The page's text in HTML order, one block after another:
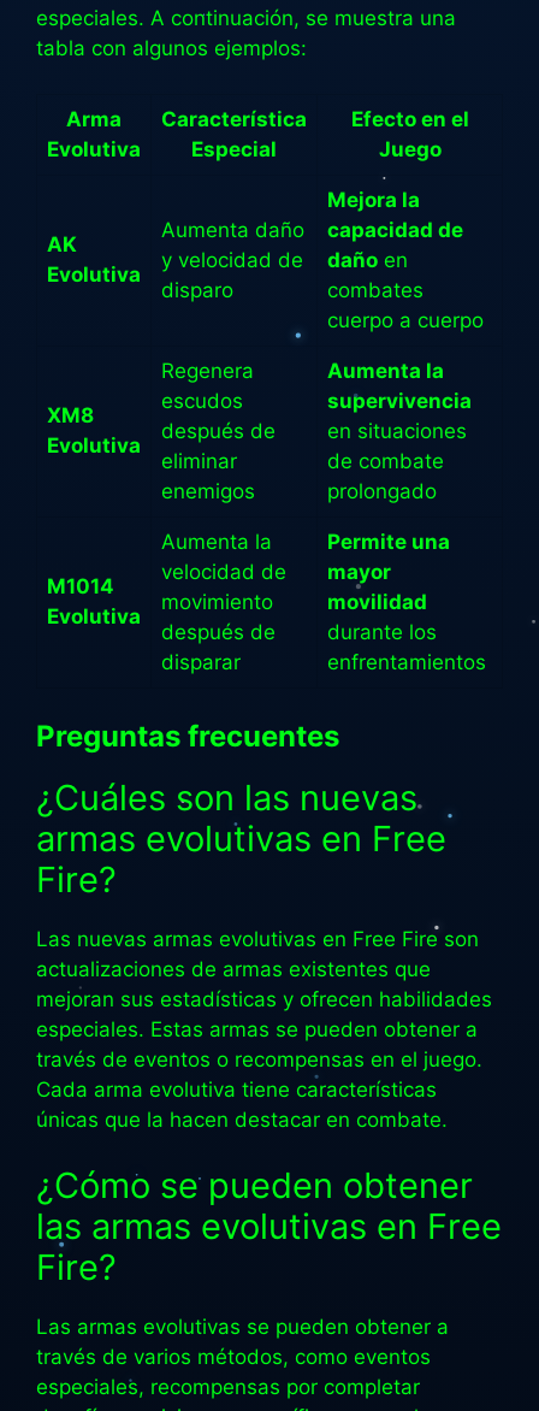
especiales. A continuación, se muestra una
tabla con algunos ejemplos:
Arma
Evolutiva
Característica
Especial
Efecto en el
Juego
AK
Evolutiva
Aumenta daño
y velocidad de
disparo
Mejora la
capacidad de
daño en
combates
cuerpo a cuerpo
XM8
Evolutiva
Regenera
escudos
después de
eliminar
enemigos
Aumenta la
supervivencia
en situaciones
de combate
prolongado
M1014
Evolutiva
Aumenta la
velocidad de
movimiento
después de
disparar
Permite una
mayor
movilidad
durante los
enfrentamientos
Preguntas frecuentes
¿Cuáles son las nuevas
armas evolutivas en Free
Fire?
Las nuevas armas evolutivas en Free Fire son
actualizaciones de armas existentes que
mejoran sus estadísticas y ofrecen habilidades
especiales. Estas armas se pueden obtener a
través de eventos o recompensas en el juego.
Cada arma evolutiva tiene características
únicas que la hacen destacar en combate.
¿Cómo se pueden obtener
las armas evolutivas en Free
Fire?
Las armas evolutivas se pueden obtener a
través de varios métodos, como eventos
especiales, recompensas por completar